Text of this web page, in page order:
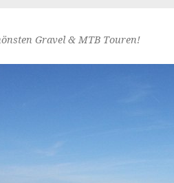
Gravel & MTB Touren!